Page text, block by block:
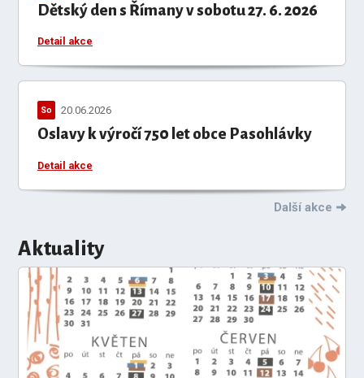
Dětský den s Římany v sobotu 27. 6. 2026
Detail akce
Oslavy k výročí 750 let obce Pasohlávky
So 20.06.2026
Detail akce
Další akce
Aktuality